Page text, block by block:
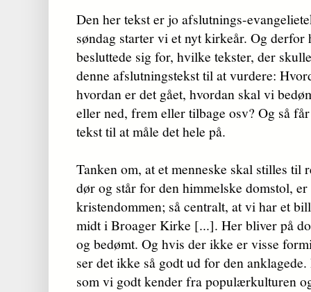
Den her tekst er jo afslutnings-
søndag starter vi et nyt kirkeår. Og derfor
besluttede sig for, hvilke tekster, der
denne afslutningstekst til at vurdere:
hvordan er det gået, hvordan skal vi
eller ned, frem eller tilbage osv? Og så
tekst til at måle det hele på.
Tanken om, at et menneske skal stilles til
dør og står for den himmelske domstol,
kristendommen; så centralt, at vi har et
midt i Broager Kirke [...]. Her bliver på
og bedømt. Og hvis der ikke er visse
ser det ikke så godt ud for den
som vi godt kender fra populærkulturen